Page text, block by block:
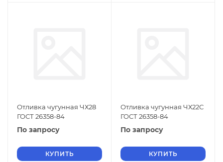
Отливка чугунная ЧХ28
ГОСТ 26358-84
По запросу
КУПИТЬ
Отливка чугунная ЧХ22С
ГОСТ 26358-84
По запросу
КУПИТЬ